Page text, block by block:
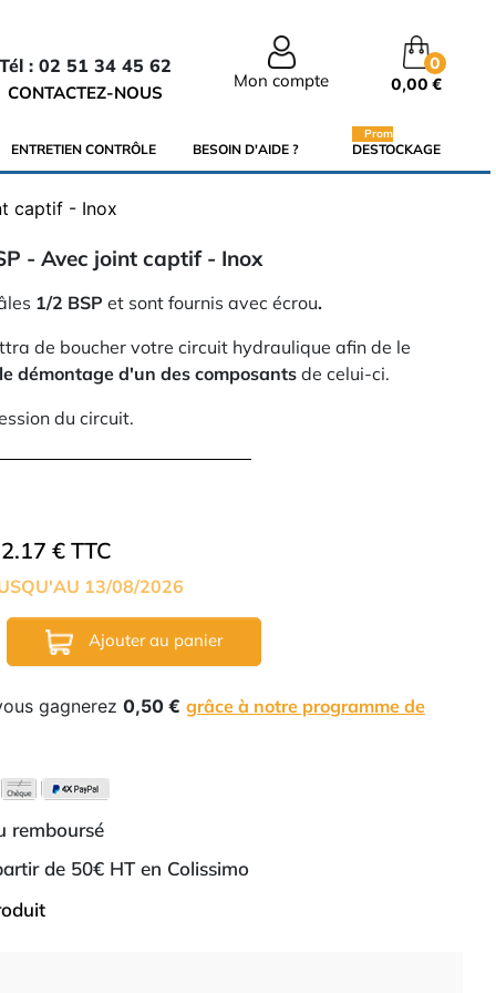
Tél : 02 51 34 45 62
CONTACTEZ-NOUS
Mon compte
0
0,00 €
ENTRETIEN CONTRÔLE BESOIN D'AIDE ? DESTOCKAGE
Promo
captif - Inox
- Avec joint captif - Inox
1/2 BSP et sont fournis avec écrou.
de boucher votre circuit hydraulique afin de le
démontage d'un des composantsde celui-ci.
du circuit.
€ TTC
13/08/2026
Ajouter au panier
gagnerez 0,50 € grâce à notre programme de
remboursé
de 50€ HT en Colissimo